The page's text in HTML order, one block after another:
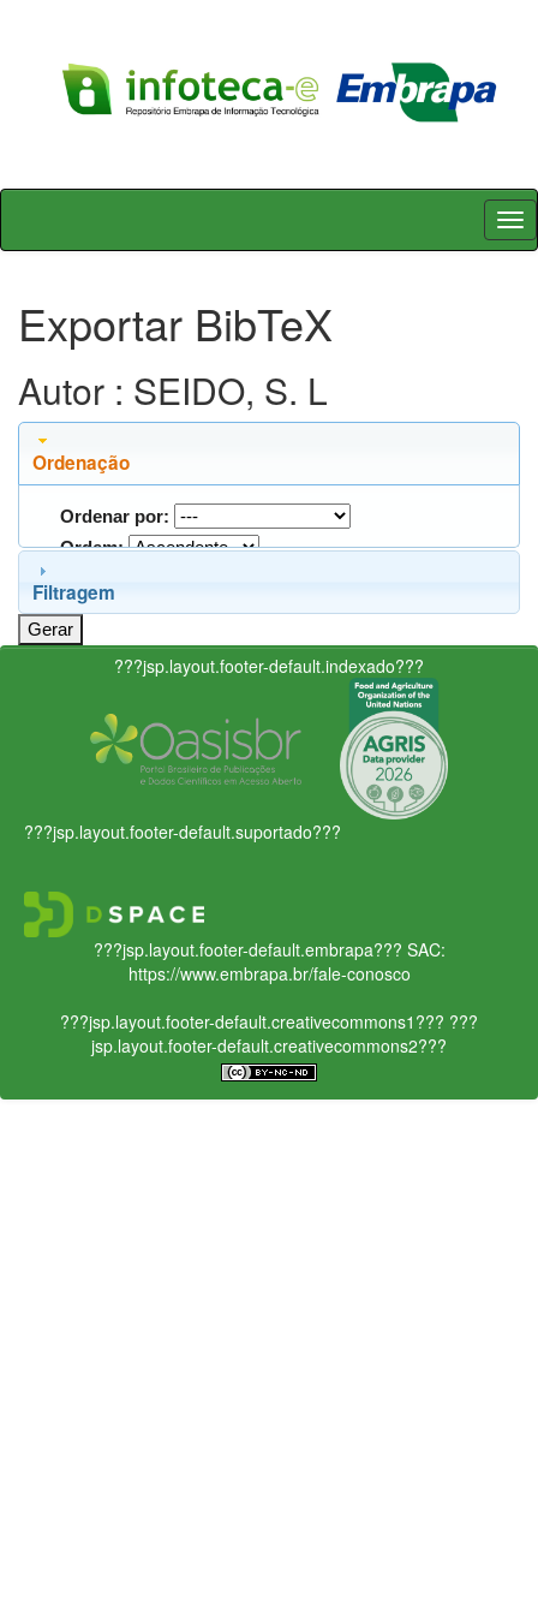
Skip
Exportar BibTeX
Autor : SEIDO, S. L
Ordenação
Ordenar por:
Ordem:
Filtragem
???jsp.layout.footer-default.indexado???
???jsp.layout.footer-default.suportado???
???jsp.layout.footer-default.embrapa??? SAC:
https://www.embrapa.br/fale-conosco
???jsp.layout.footer-default.creativecommons1??? ???
jsp.layout.footer-default.creativecommons2???